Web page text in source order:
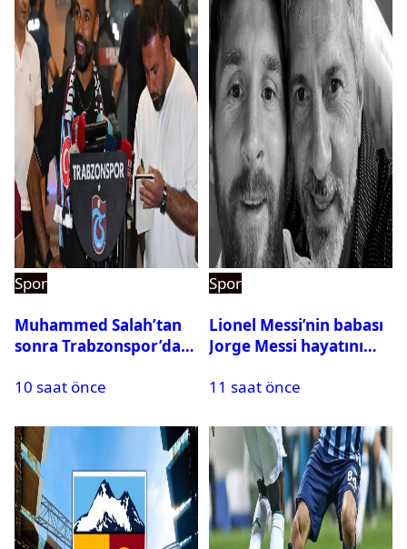
Spor
Muhammed Salah’tan
sonra Trabzonspor’dan
10 saat önce
Spor
Lionel Messi’nin babası
Jorge Messi hayatını
11 saat önce